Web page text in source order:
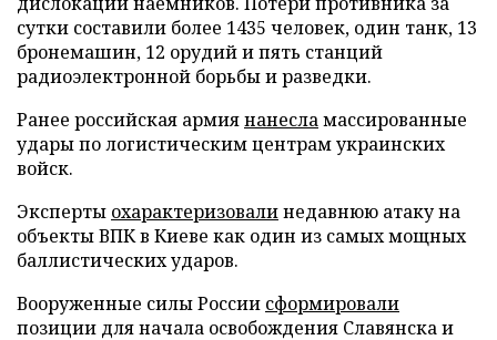
сутки составили более 1435 человек, один танк, 13
бронемашин, 12 орудий и пять станций
радиоэлектронной борьбы и разведки.
Ранее российская армиянанесламассированные
удары по логистическим центрам украинских
войск.
Эксперты охарактеризовалинедавнюю атаку на
объекты ВПК в Киеве как один из самых мощных
баллистических ударов.
Вооруженные силы России сформировали
позиции для начала освобождения Славянска и